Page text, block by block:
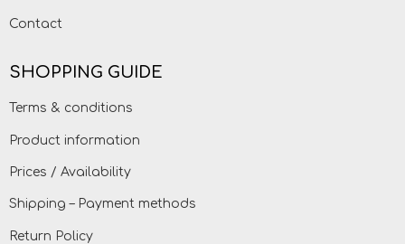
Contact
SHOPPING GUIDE
Terms & conditions
Product information
Prices / Availability
Shipping – Payment methods
Return Policy